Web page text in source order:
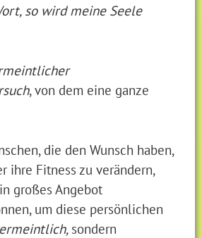
so wird meine Seele
, von dem eine ganze
die den Wunsch haben,
ihre Fitness zu verändern,
großes Angebot
um diese persönlichen
sondern